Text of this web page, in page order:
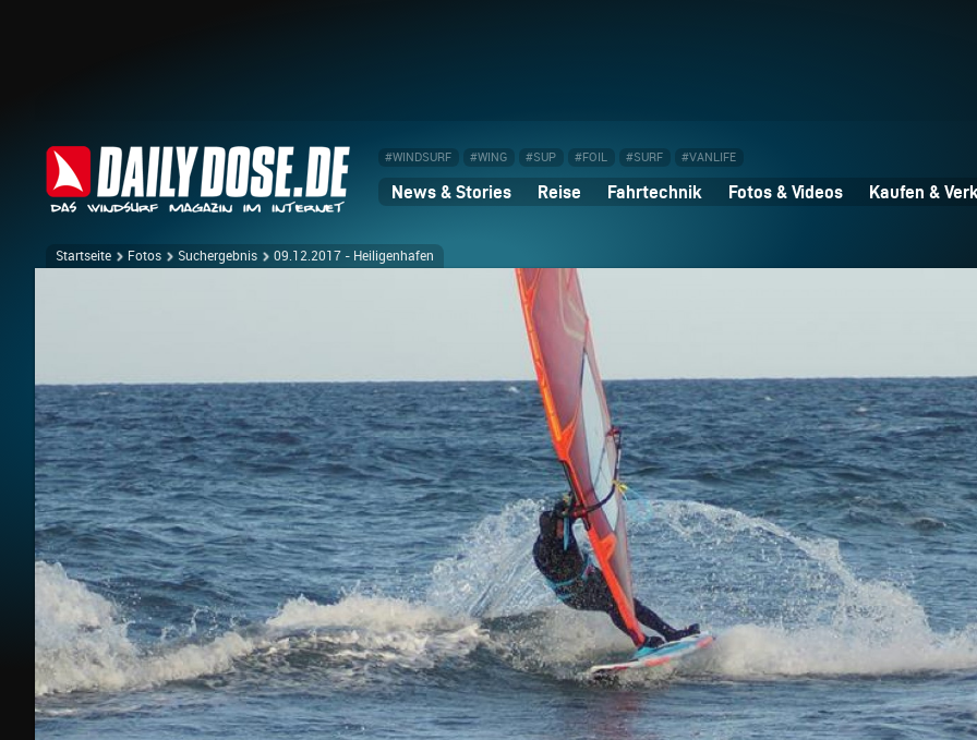
#WINDSURF #WING #SUP #FOIL #SURF #VANLIFE
News & Stories Reise Fahrtechnik Fotos & Videos Kaufen &
Startseite Fotos Suchergebnis 09.12.2017 - Heiligenhafen